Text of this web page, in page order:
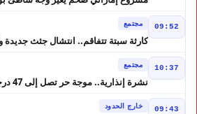
09:52 مجتمع
كارثة سبتة تتفاقم.. انتشال جثث
10:37 مجتمع
نشرة
09:43 خارج الحدود